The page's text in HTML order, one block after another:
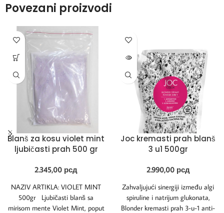
Povezani proizvodi
Blanš za kosu violet mint
ljubičasti prah 500 gr
2.345,00 рсд
NAZIV ARTIKLA: VIOLET MINT
500gr Ljubičasti blanš sa
mirisom mente Violet Mint, poput
Joc kremasti prah blanš
3 u1 500gr
2.990,00 рсд
Zahvaljujući sinergiji između algi
spiruline i natrijum glukonata,
Blonder kremasti prah 3-u-1 anti-